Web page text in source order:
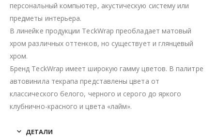
персональный компьютер, акустическую систему или
предметы интерьера.
В линейке продукции TeckWrap преобладает матовый
хром различных оттенков, но существует и глянцевый
хром.
Бренд TeckWrap имеет широкую гамму цветов. В палитре
автовинила текрапа представлены цвета от
классического белого, черного и серого до яркого
клубнично-красного и цвета «лайм».
ДЕТАЛИ